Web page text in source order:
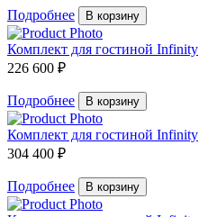
Подробнее В корзину
Комплект для гостиной Infinity
226 600 ₽
Подробнее В корзину
Комплект для гостиной Infinity
304 400 ₽
Подробнее В корзину